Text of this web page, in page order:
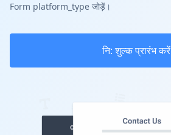
Form platform_type जोड़ें।
नि: शुल्क प्रारंभ करें